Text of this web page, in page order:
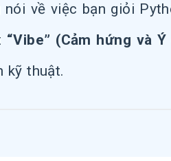
nói về việc bạn giỏi
“Vibe” (Cảm hứng và
kỹ thuật.